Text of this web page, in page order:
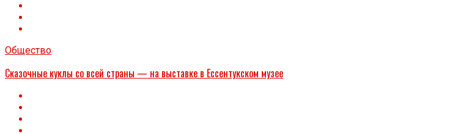
Общество
Сказочные куклы со всей страны — на выставке в Ессентукском музее